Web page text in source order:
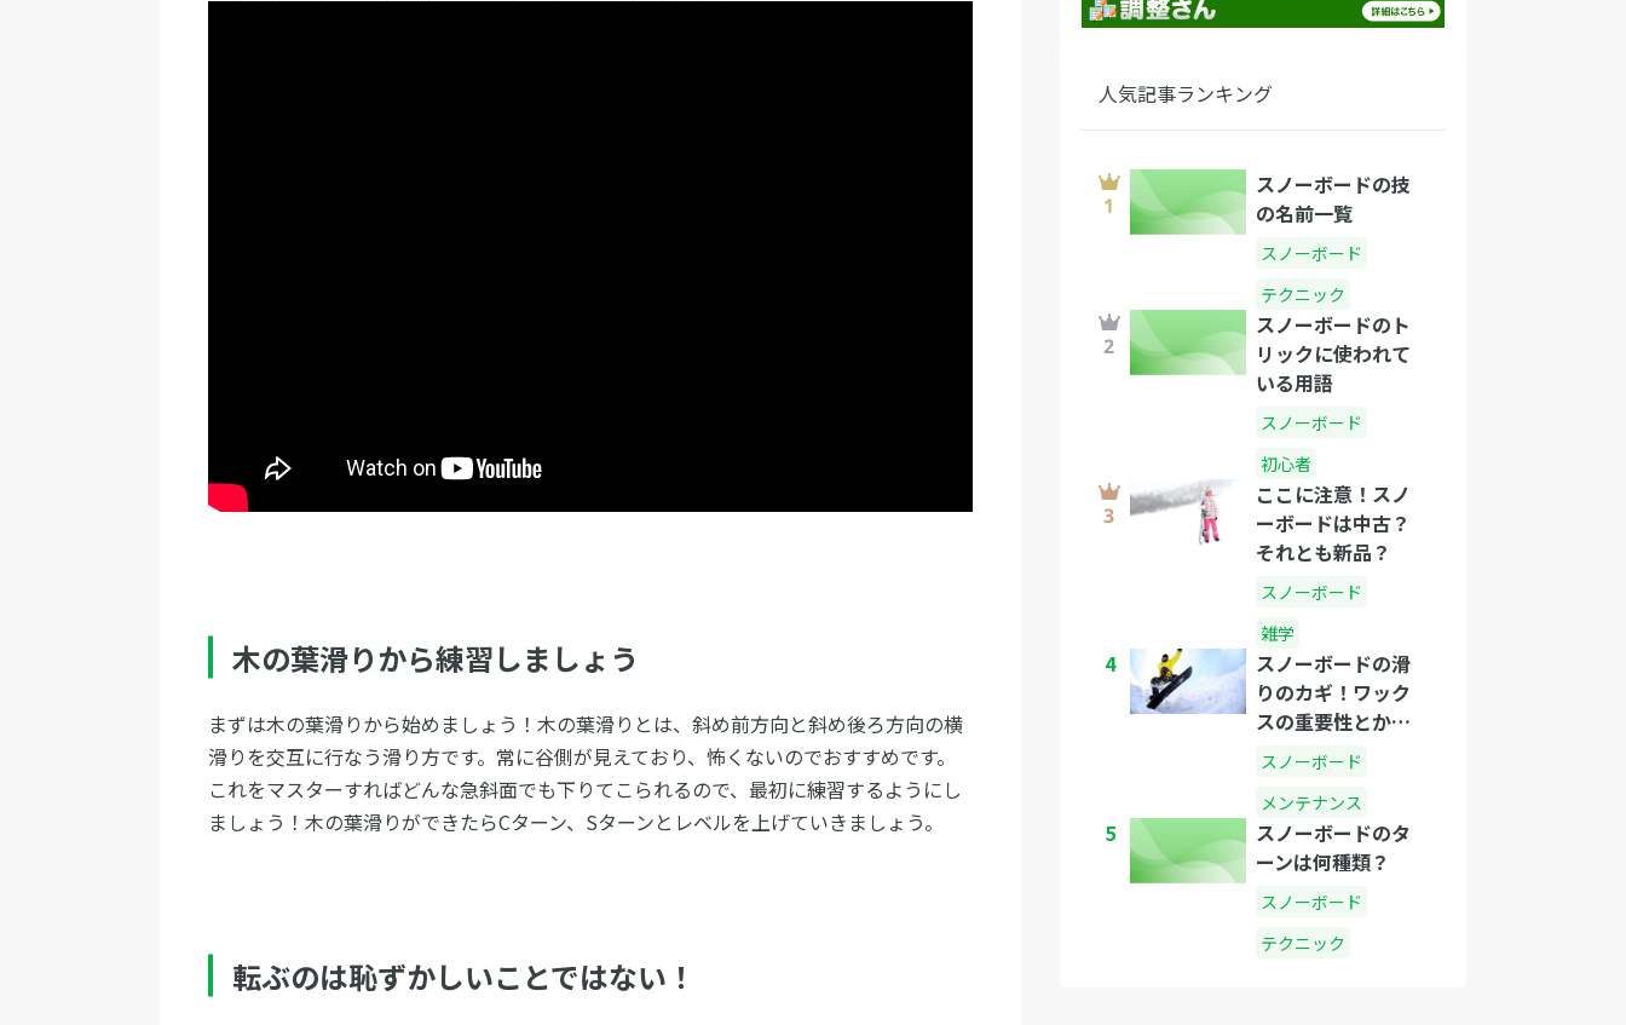
木の葉滑りから練習しましょう
まずは木の葉滑りから始めましょう！木の葉滑りとは、斜め前方向と斜め後ろ方向の横
滑りを交互に行なう滑り方です。常に谷側が見えており、怖くないのでおすすめです。
これをマスターすればどんな急斜面でも下りてこられるので、最初に練習するようにし
ましょう！木の葉滑りができたらCターン、Sターンとレベルを上げていきましょう。
転ぶのは恥ずかしいことではない！
人気記事ランキング
スノーボードの技
の名前一覧
スノーボード
テクニック
スノーボードのト
リックに使われて
いる用語
スノーボード
初心者
ここに注意！スノ
ーボードは中古？
それとも新品？
スノーボード
雑学
4
スノーボードの滑
りのカギ！ワック
スの重要性とかけ
方の基本
スノーボード
メンテナンス
5
スノーボードのタ
ーンは何種類？
スノーボード
テクニック